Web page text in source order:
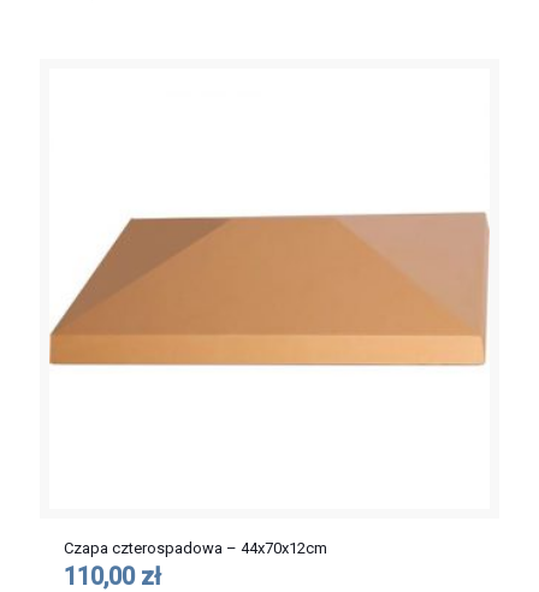
Czapa czterospadowa – 44x70x12cm
110,00 zł